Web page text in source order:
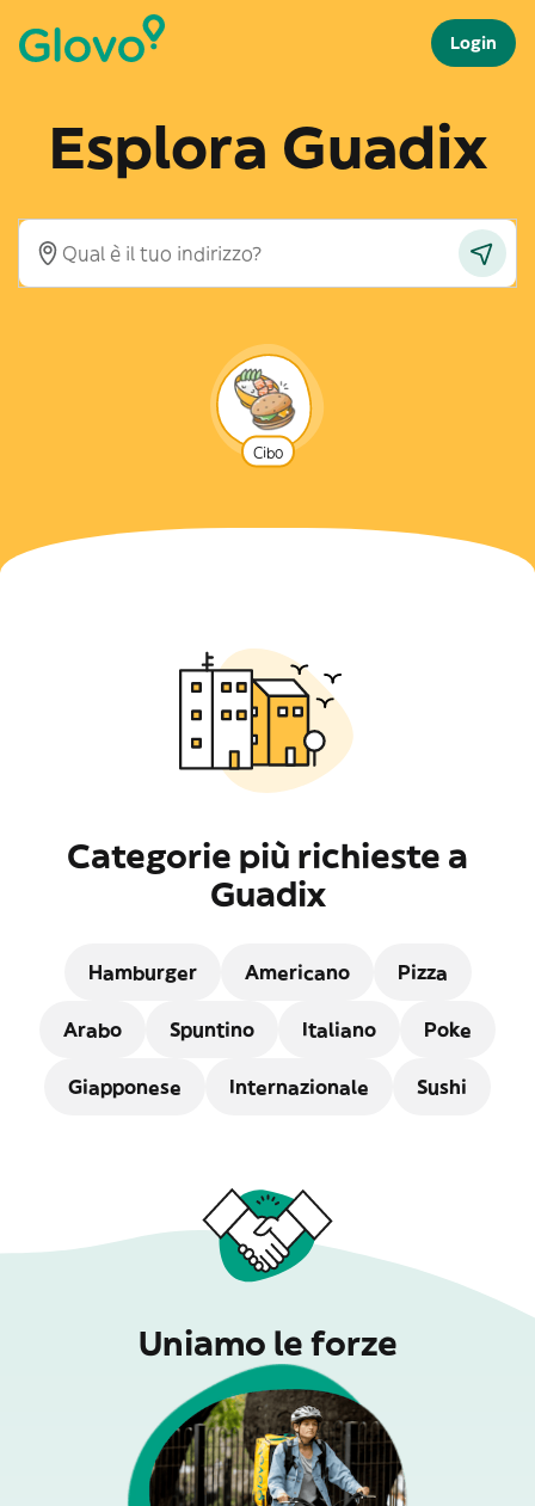
Login
Esplora Guadix
Cibo
Categorie più richieste a
Guadix
Hamburger Americano Pizza
Arabo Spuntino Italiano Poke
Giapponese Internazionale Sushi
Uniamo le forze